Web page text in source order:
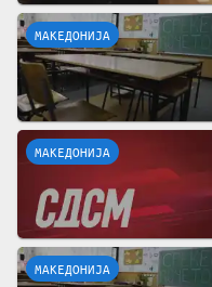
МАКЕДОНИЈА
МАКЕДОНИЈА
МАКЕДОНИЈА